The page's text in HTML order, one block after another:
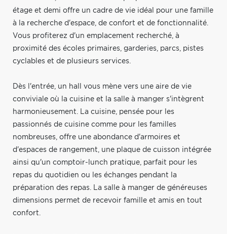
étage et demi offre un cadre de vie idéal pour une famille
à la recherche d'espace, de confort et de fonctionnalité.
Vous profiterez d'un emplacement recherché, à
proximité des écoles primaires, garderies, parcs, pistes
cyclables et de plusieurs services.
Dès l'entrée, un hall vous mène vers une aire de vie
conviviale où la cuisine et la salle à manger s'intègrent
harmonieusement. La cuisine, pensée pour les
passionnés de cuisine comme pour les familles
nombreuses, offre une abondance d'armoires et
d'espaces de rangement, une plaque de cuisson intégrée
ainsi qu'un comptoir-lunch pratique, parfait pour les
repas du quotidien ou les échanges pendant la
préparation des repas. La salle à manger de généreuses
dimensions permet de recevoir famille et amis en tout
confort.